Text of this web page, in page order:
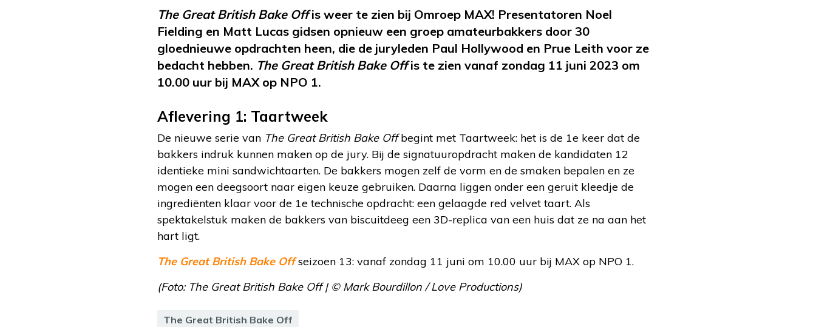
The Great British Bake Offis weer te zien bij Omroep MAX! Presentatoren Noel
Fielding en Matt Lucas gidsen opnieuw een groep amateurbakkers door 30
gloednieuwe opdrachten heen, die de juryleden Paul Hollywood en Prue Leith voor ze
bedacht hebben. The Great British Bake Offis te zien vanaf zondag 11 juni 2023 om
10.00 uur bij MAX op NPO 1.
Aflevering 1: Taartweek
De nieuwe serie van The Great British Bake Offbegint met Taartweek: het is de 1e keer dat de
bakkers indruk kunnen maken op de jury. Bij de signatuuropdracht maken de kandidaten 12
identieke mini sandwichtaarten. De bakkers mogen zelf de vorm en de smaken bepalen en ze
mogen een deegsoort naar eigen keuze gebruiken. Daarna liggen onder een geruit kleedje de
ingrediënten klaar voor de 1e technische opdracht: een gelaagde red velvet taart. Als
spektakelstuk maken de bakkers van biscuitdeeg een 3D-replica van een huis dat ze na aan het
hart ligt.
The Great British Bake Off seizoen 13: vanaf zondag 11 juni om 10.00 uur bij MAX op NPO 1.
(Foto: The Great British Bake Off | © Mark Bourdillon / Love Productions)
The Great British Bake Off